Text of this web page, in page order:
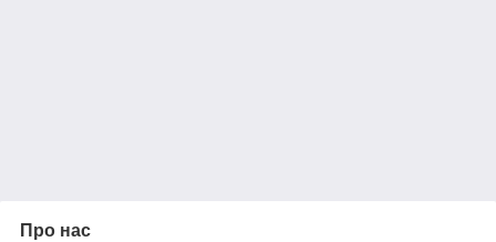
Про нас